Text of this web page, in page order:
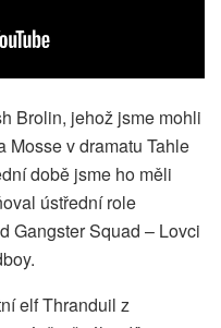
Brolin, jehož jsme mohli
Mosse v dramatu Tahle
době jsme ho měli
ústřední role
Gangster Squad – Lovci
elf Thranduil z